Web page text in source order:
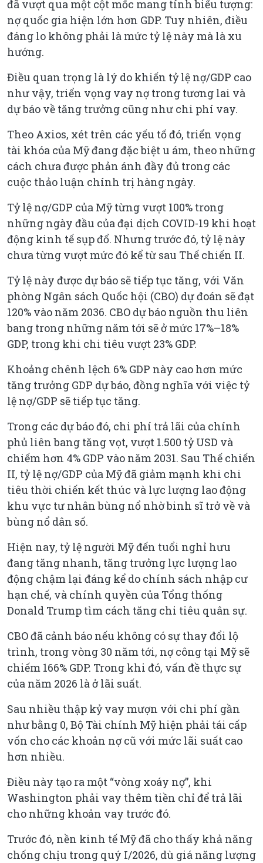
đã vượt qua một cột mốc mang tính biểu tượng:
nợ quốc gia hiện lớn hơn GDP. Tuy nhiên, điều
đáng lo không phải là mức tỷ lệ này mà là xu
hướng.
Điều quan trọng là lý do khiến tỷ lệ nợ/GDP cao
như vậy, triển vọng vay nợ trong tương lai và
dự báo về tăng trưởng cũng như chi phí vay.
Theo Axios, xét trên các yếu tố đó, triển vọng
tài khóa của Mỹ đang đặc biệt u ám, theo những
cách chưa được phản ánh đầy đủ trong các
cuộc thảo luận chính trị hàng ngày.
Tỷ lệ nợ/GDP của Mỹ từng vượt 100% trong
những ngày đầu của đại dịch COVID-19 khi hoạt
động kinh tế sụp đổ. Nhưng trước đó, tỷ lệ này
chưa từng vượt mức đó kể từ sau Thế chiến II.
Tỷ lệ này được dự báo sẽ tiếp tục tăng, với Văn
phòng Ngân sách Quốc hội (CBO) dự đoán sẽ đạt
120% vào năm 2036. CBO dự báo nguồn thu liên
bang trong những năm tới sẽ ở mức 17%–18%
GDP, trong khi chi tiêu vượt 23% GDP.
Khoảng chênh lệch 6% GDP này cao hơn mức
tăng trưởng GDP dự báo, đồng nghĩa với việc tỷ
lệ nợ/GDP sẽ tiếp tục tăng.
Trong các dự báo đó, chi phí trả lãi của chính
phủ liên bang tăng vọt, vượt 1.500 tỷ USD và
chiếm hơn 4% GDP vào năm 2031. Sau Thế chiến
II, tỷ lệ nợ/GDP của Mỹ đã giảm mạnh khi chi
tiêu thời chiến kết thúc và lực lượng lao động
khu vực tư nhân bùng nổ nhờ binh sĩ trở về và
bùng nổ dân số.
Hiện nay, tỷ lệ người Mỹ đến tuổi nghỉ hưu
đang tăng nhanh, tăng trưởng lực lượng lao
động chậm lại đáng kể do chính sách nhập cư
hạn chế, và chính quyền của Tổng thống
Donald Trump tìm cách tăng chi tiêu quân sự.
CBO đã cảnh báo nếu không có sự thay đổi lộ
trình, trong vòng 30 năm tới, nợ công tại Mỹ sẽ
chiếm 166% GDP. Trong khi đó, vấn đề thực sự
của năm 2026 là ở lãi suất.
Sau nhiều thập kỷ vay mượn với chi phí gần
như bằng 0, Bộ Tài chính Mỹ hiện phải tái cấp
vốn cho các khoản nợ cũ với mức lãi suất cao
hơn nhiều.
Điều này tạo ra một “vòng xoáy nợ”, khi
Washington phải vay thêm tiền chỉ để trả lãi
cho những khoản vay trước đó.
Trước đó, nền kinh tế Mỹ đã cho thấy khả năng
chống chịu trong quý I/2026, dù giá năng lượng